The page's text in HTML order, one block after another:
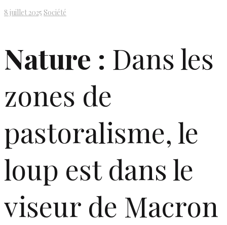
8 juillet 2025 Société
Nature : Dans les
zones de
pastoralisme, le
loup est dans le
viseur de Macron